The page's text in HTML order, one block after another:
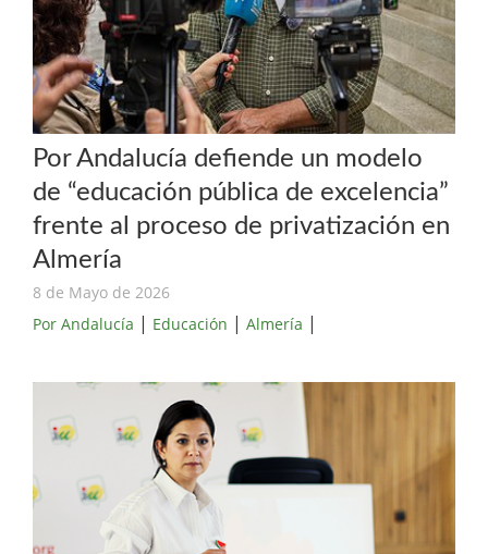
Por Andalucía defiende un modelo
de “educación pública de excelencia”
frente al proceso de privatización en
Almería
8 de Mayo de 2026
Por Andalucía | Educación | Almería |